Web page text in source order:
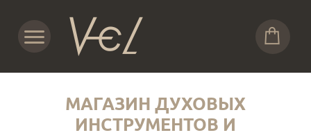
МАГАЗИН ДУХОВЫХ
ИНСТРУМЕНТОВ И